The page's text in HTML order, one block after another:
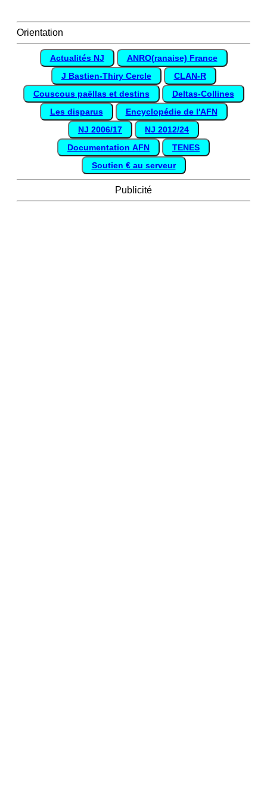
Orientation
Actualités NJ
ANRO(ranaise) France
J Bastien-Thiry Cercle
CLAN-R
Couscous paëllas et destins
Deltas-Collines
Les disparus
Encyclopédie de l'AFN
NJ 2006/17
NJ 2012/24
Documentation AFN
TENES
Soutien € au serveur
Publicité